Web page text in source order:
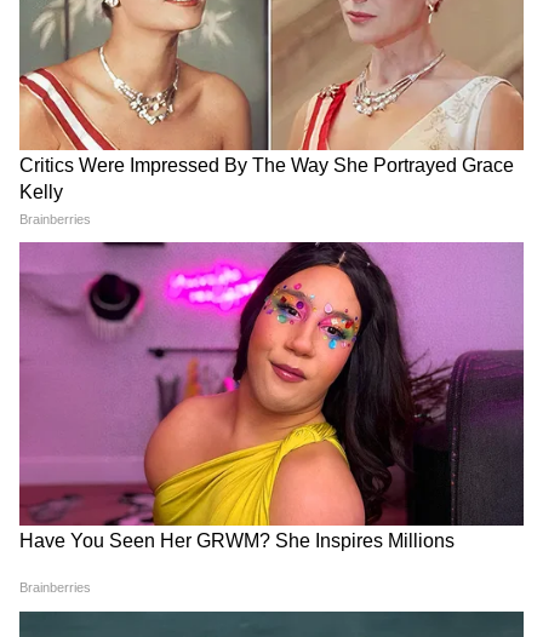
LATEST VIDEOS
Weight Loss Formula | এই ১টি ভুল
শুধরে নিন, ডায়েট ও ব্যায়াম ছাড়া ওজন
কমানো অসম্ভব!
এই ১০টি কথায় তুমুল হাততালি!, IIT Delhi-
তে PM Modi-র মাস্টারক্লাস!